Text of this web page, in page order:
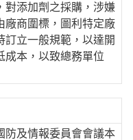
對添加劑之採購，涉嫌
廠商圍標，圖利特定廠
訂立一般規範，以達開
成本，以致總務單位
及情報委員會會議本